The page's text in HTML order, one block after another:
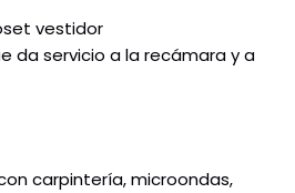
vestidor
da servicio a la recámara y a
carpintería, microondas,